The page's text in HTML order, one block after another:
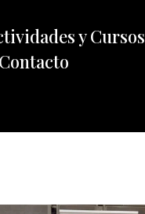
y Cursos
Contacto